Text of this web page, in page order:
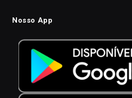
Nosso App